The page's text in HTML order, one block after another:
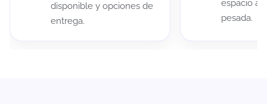
disponible y opciones de
entrega.
espacio
pesada.